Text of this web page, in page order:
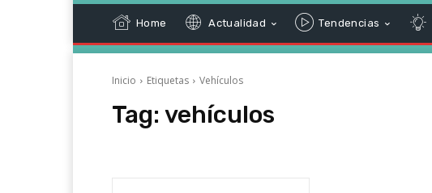
Home Actualidad Tendencias
Inicio Etiquetas Vehículos
Tag: vehículos